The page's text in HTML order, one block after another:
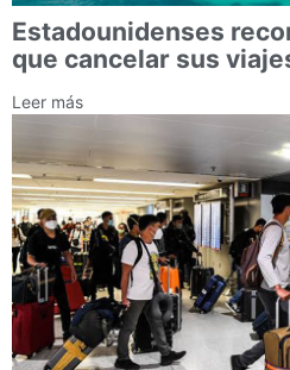
Estadounidenses
que cancelar sus
Leer más